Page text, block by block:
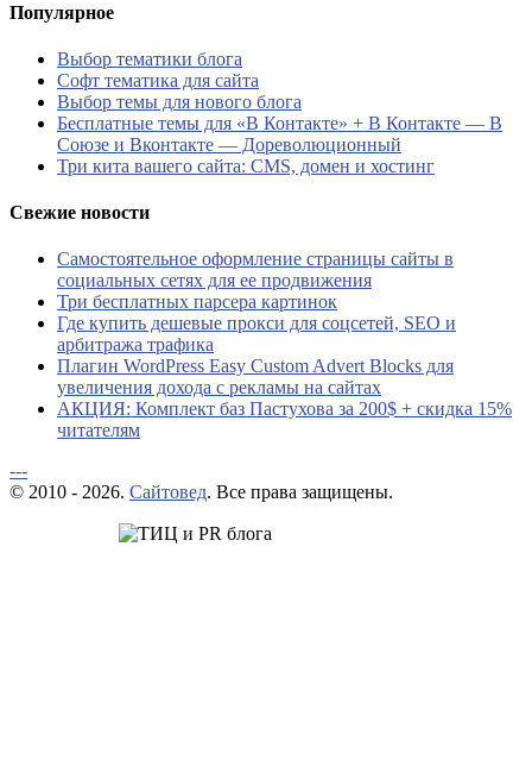
Популярное
Выбор тематики блога
Софт тематика для сайта
Выбор темы для нового блога
Бесплатные темы для «В Контакте» + В Контакте — В
Союзе и Вконтакте — Дореволюционный
Три кита вашего сайта: CMS, домен и хостинг
Свежие новости
Самостоятельное оформление страницы сайты в
социальных сетях для ее продвижения
Три бесплатных парсера картинок
Где купить дешевые прокси для соцсетей, SEO и
арбитража трафика
Плагин WordPress Easy Custom Advert Blocks для
увеличения дохода с рекламы на сайтах
АКЦИЯ: Комплект баз Пастухова за 200$ + скидка 15%
читателям
---
© 2010 - 2026. Сайтовед. Все права защищены.